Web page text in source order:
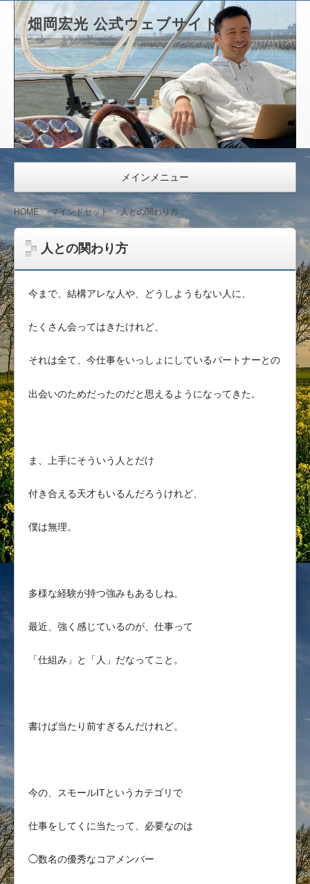
畑岡宏光 公式ウェブサイト
メインメニュー
HOME マインドセット 人との関わり方
人との関わり方
今まで、結構アレな人や、どうしようもない人に、
たくさん会ってはきたけれど、
それは全て、今仕事をいっしょにしているパートナーとの
出会いのためだったのだと思えるようになってきた。
ま、上手にそういう人とだけ
付き合える天才もいるんだろうけれど、
僕は無理。
多様な経験が持つ強みもあるしね。
最近、強く感じているのが、仕事って
「仕組み」と「人」だなってこと。
書けば当たり前すぎるんだけれど。
今の、スモールITというカテゴリで
仕事をしてくに当たって、必要なのは
◯数名の優秀なコアメンバー